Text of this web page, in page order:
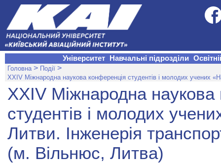
Університет Навчальні підрозділи
Головна > Події >
ХXIV Міжнародна наукова конференція студентів і молодих учених
ХXIV Міжнародна наукова
студентів і молодих
Литви. Інженерія
(м. Вільнюс, Литва)